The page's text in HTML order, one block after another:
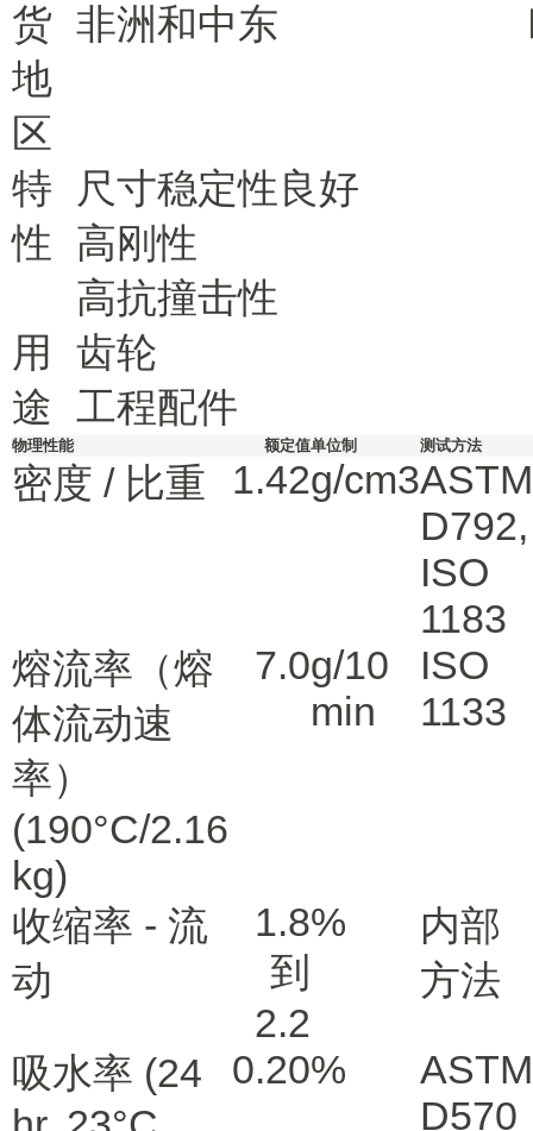
货
地
区
非洲和中东
特
性
尺寸稳定性良好
高刚性
高抗撞击性
用
途
齿轮
工程配件
物理性能 额定值单位制 测试方法
密度 / 比重 1.42g/cm3ASTM
D792,
ISO
1183
熔流率（熔
体流动速
率）
(190°C/2.16
kg)
7.0g/10
min
ISO
1133
收缩率 - 流
动
1.8
到
2.2
%
内部
方法
吸水率 (24
0.20%
ASTM
D570